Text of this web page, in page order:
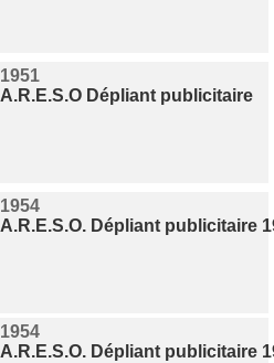
1951
A.R.E.S.O Dépliant publicitaire
1954
A.R.E.S.O. Dépliant publicitaire
1954
A.R.E.S.O. Dépliant publicitaire